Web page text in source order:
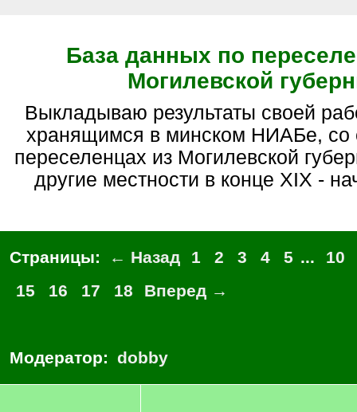
База данных по
Могилевской
Выкладываю результаты своей работы по делам,
хранящимся в минском НИАБе, со
переселенцах из Могилевской
другие местности в конце XIX -
Страницы: ← Назад 1 2 3 4 5 ...
10
15
16 17 18 Вперед →
Модератор: dobby